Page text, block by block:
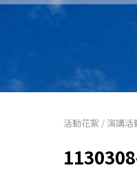
活動花絮 /演講活